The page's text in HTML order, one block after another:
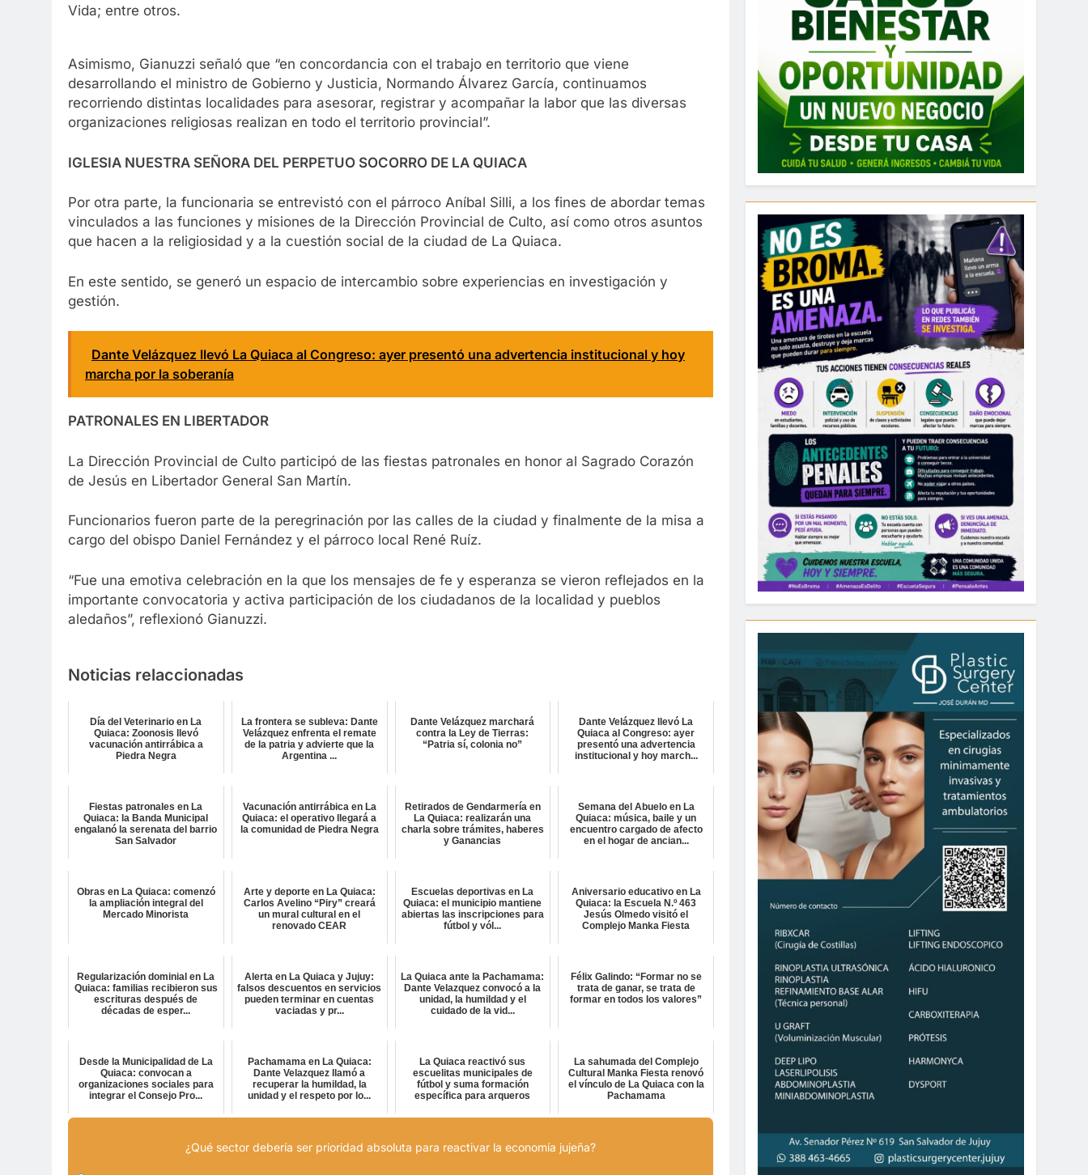
Vida; entre otros.
Asimismo, Gianuzzi señaló que “en concordancia con el trabajo en territorio que viene
desarrollando el ministro de Gobierno y Justicia, Normando Álvarez García, continuamos
recorriendo distintas localidades para asesorar, registrar y acompañar la labor que las diversas
organizaciones religiosas realizan en todo el territorio provincial”.
IGLESIA NUESTRA SEÑORA DEL PERPETUO SOCORRO DE LA QUIACA
Por otra parte, la funcionaria se entrevistó con el párroco Aníbal Silli, a los fines de abordar temas
vinculados a las funciones y misiones de la Dirección Provincial de Culto, así como otros asuntos
que hacen a la religiosidad y a la cuestión social de la ciudad de La Quiaca.
En este sentido, se generó un espacio de intercambio sobre experiencias en investigación y
gestión.
Dante Velázquez llevó La Quiaca al Congreso: ayer presentó una advertencia institucional y hoy
marcha por la soberanía
PATRONALES EN LIBERTADOR
La Dirección Provincial de Culto participó de las fiestas patronales en honor al Sagrado Corazón
de Jesús en Libertador General San Martín.
Funcionarios fueron parte de la peregrinación por las calles de la ciudad y finalmente de la misa a
cargo del obispo Daniel Fernández y el párroco local René Ruíz.
“Fue una emotiva celebración en la que los mensajes de fe y esperanza se vieron reflejados en la
importante convocatoria y activa participación de los ciudadanos de la localidad y pueblos
aledaños”, reflexionó Gianuzzi.
Noticias relaccionadas
Día del Veterinario en La
Quiaca: Zoonosis llevó
vacunación antirrábica a
Piedra Negra
La frontera se subleva: Dante
Velázquez enfrenta el remate
de la patria y advierte que la
Argentina ...
Dante Velázquez marchará
contra la Ley de Tierras:
“Patria sí, colonia no”
Dante Velázquez llevó La
Quiaca al Congreso: ayer
presentó una advertencia
institucional y hoy march...
Fiestas patronales en La
Quiaca: la Banda Municipal
engalanó la serenata del barrio
San Salvador
Vacunación antirrábica en La
Quiaca: el operativo llegará a
la comunidad de Piedra Negra
Retirados de Gendarmería en
La Quiaca: realizarán una
charla sobre trámites, haberes
y Ganancias
Semana del Abuelo en La
Quiaca: música, baile y un
encuentro cargado de afecto
en el hogar de ancian...
Obras en La Quiaca: comenzó
la ampliación integral del
Mercado Minorista
Arte y deporte en La Quiaca:
Carlos Avelino “Piry” creará
un mural cultural en el
renovado CEAR
Escuelas deportivas en La
Quiaca: el municipio mantiene
abiertas las inscripciones para
fútbol y vól...
Aniversario educativo en La
Quiaca: la Escuela N.º 463
Jesús Olmedo visitó el
Complejo Manka Fiesta
Regularización dominial en La
Quiaca: familias recibieron sus
escrituras después de
décadas de esper...
Alerta en La Quiaca y Jujuy:
falsos descuentos en servicios
pueden terminar en cuentas
vaciadas y pr...
La Quiaca ante la Pachamama:
Dante Velazquez convocó a la
unidad, la humildad y el
cuidado de la vid...
Félix Galindo: “Formar no se
trata de ganar, se trata de
formar en todos los valores”
Desde la Municipalidad de La
Quiaca: convocan a
organizaciones sociales para
integrar el Consejo Pro...
Pachamama en La Quiaca:
Dante Velazquez llamó a
recuperar la humildad, la
unidad y el respeto por lo...
La Quiaca reactivó sus
escuelitas municipales de
fútbol y suma formación
específica para arqueros
La sahumada del Complejo
Cultural Manka Fiesta renovó
el vínculo de La Quiaca con la
Pachamama
¿Qué sector debería ser prioridad absoluta para reactivar la economía jujeña?